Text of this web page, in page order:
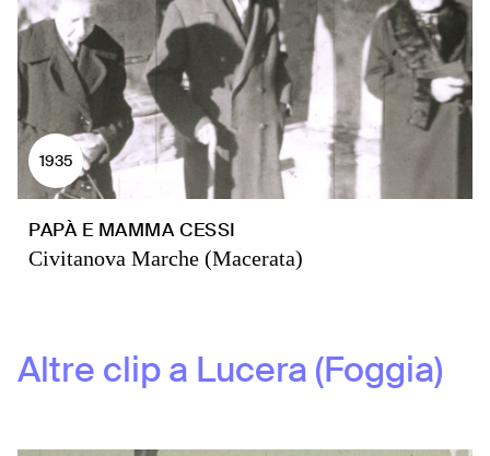
1935
PAPÀ E MAMMA CESSI
Civitanova Marche (Macerata)
Altre clip a Lucera (Foggia)